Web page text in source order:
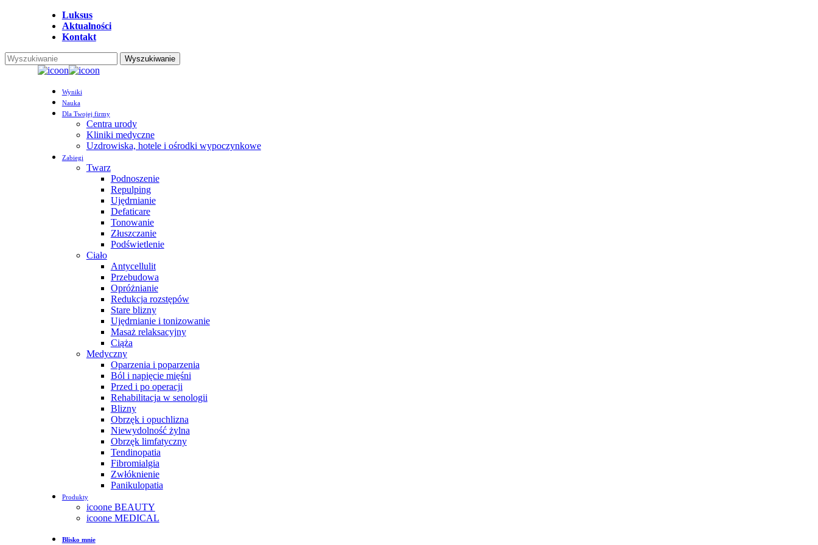
Luksus
Aktualności
Kontakt
Wyszukiwanie
Menu
Wyniki
Nauka
Dla Twojej firmy
Centra urody
Kliniki medyczne
Uzdrowiska, hotele i ośrodki wypoczynkowe
Zabiegi
Twarz
Podnoszenie
Repulping
Ujędrnianie
Defaticare
Tonowanie
Złuszczanie
Podświetlenie
Ciało
Antycellulit
Przebudowa
Opróżnianie
Redukcja rozstępów
Stare blizny
Ujędrnianie i tonizowanie
Masaż relaksacyjny
Ciąża
Medyczny
Oparzenia i poparzenia
Ból i napięcie mięśni
Przed i po operacji
Rehabilitacja w senologii
Blizny
Obrzęk i opuchlizna
Niewydolność żylna
Obrzęk limfatyczny
Tendinopatia
Fibromialgia
Zwłóknienie
Panikulopatia
Produkty
icoone BEAUTY
icoone MEDICAL
Blisko mnie